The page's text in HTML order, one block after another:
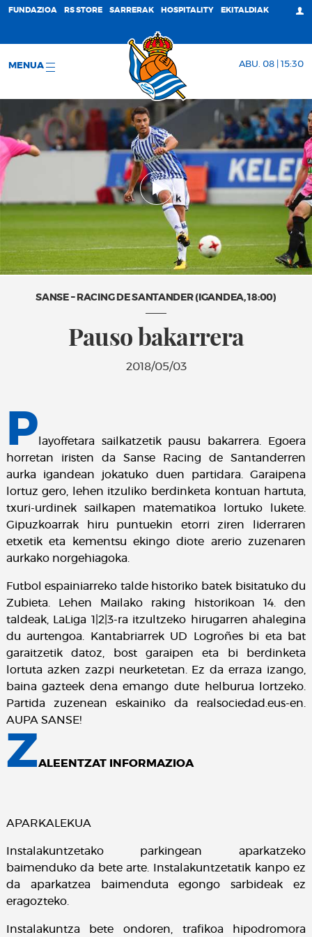
FUNDAZIOA RS STORE SARRERAK HOSPITALITY EKITALDIAK
MENUA ABU. 08 | 15:30
SANSE – RACING DE SANTANDER (IGANDEA, 18:00)
Pauso bakarrera
2018/05/03
P layoffetara sailkatzetik pausu bakarrera. Egoera
horretan iristen da Sanse Racing de Santanderren
aurka igandean jokatuko duen partidara. Garaipena
lortuz gero, lehen itzuliko berdinketa kontuan hartuta,
txuri-urdinek sailkapen matematikoa lortuko lukete.
Gipuzkoarrak hiru puntuekin etorri ziren liderraren
etxetik eta kementsu ekingo diote arerio zuzenaren
aurkako norgehiagoka.
Futbol espainiarreko talde historiko batek bisitatuko du
Zubieta. Lehen Mailako raking historikoan 14. den
taldeak, LaLiga 1|2|3-ra itzultzeko hirugarren ahalegina
du aurtengoa. Kantabriarrek UD Logroñes bi eta bat
garaitzetik datoz, bost garaipen eta bi berdinketa
lortuta azken zazpi neurketetan. Ez da erraza izango,
baina gazteek dena emango dute helburua lortzeko.
Partida zuzenean eskainiko da realsociedad.eus-en.
AUPA SANSE!
ZALEENTZAT INFORMAZIOA
APARKALEKUA
Instalakuntzetako parkingean aparkatzeko
baimenduko da bete arte. Instalakuntzetatik kanpo ez
da aparkatzea baimenduta egongo sarbideak ez
eragozteko.
Instalakuntza bete ondoren, trafikoa hipodromora